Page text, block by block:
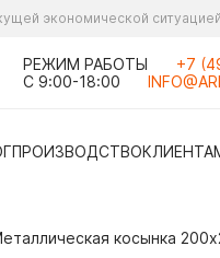
экономической
РЕЖИМ РАБОТЫ
С 9:00-18:00
+7
ПРОИЗВОДСТВО
косынка